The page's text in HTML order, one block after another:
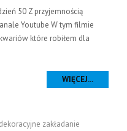
50 Z przyjemnością
Youtube W tym filmie
które robiłem dla
WIĘCEJ...